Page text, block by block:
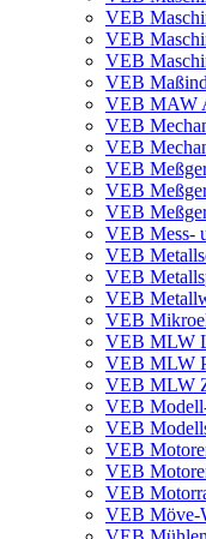
VEB
VEB
VEB
VEB
VEB MAW
VEB
VEB
VEB
VEB
VEB
VEB Mess-
VEB
VEB
VEB
VEB
VEB MLW
VEB MLW
VEB MLW
VEB
VEB
VEB
VEB
VEB
VEB Möve-